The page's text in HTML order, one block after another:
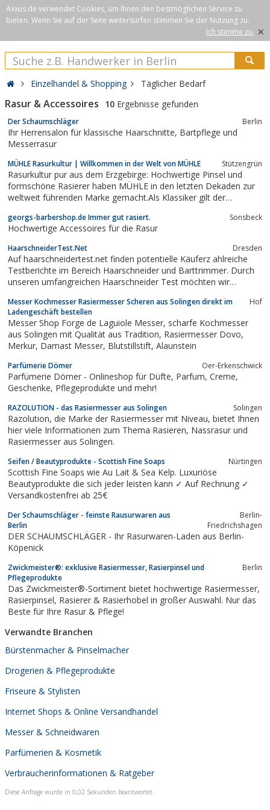
Axxus.de verwendet Cookies, um Ihnen den bestmöglichen Service zu
bieten. Wenn Sie auf der Seite weitersurfen stimmen Sie der Nutzung zu.
Ich stimme zu. ×
Einzelhandel & Shopping Täglicher Bedarf
Rasur & Accessoires 10 Ergebnisse gefunden
Der Schaumschläger Berlin
Ihr Herrensalon für klassische Haarschnitte, Bartpflege und
Messerrasur
MÜHLE Rasurkultur | Willkommen in der Welt von MÜHLE Stützengrün
Rasurkultur pur aus dem Erzgebirge: Hochwertige Pinsel und
formschöne Rasierer haben MÜHLE in den letzten Dekaden zur
weltweit führenden Marke gemacht.Als Klassiker gilt der
gefertigt.
georgs-barbershop.de Immer gut rasiert. Sonsbeck
Hochwertige Accessoires für die Rasur
HaarschneiderTest.Net Dresden
Auf haarschneidertest.net finden potentielle Käuferz ahlreiche
Testberichte im Bereich Haarschneider und Barttrimmer. Durch
unseren umfangreichen Haarschneider Test möchten wir
sind zugleich auch die Besten.
Messer Kochmesser Rasiermesser Scheren aus Solingen direkt im
Ladengeschäft bestellen
Hof
Messer Shop Forge de Laguiole Messer, scharfe Kochmesser
aus Solingen mit Qualität aus Tradition, Rasiermesser Dovo,
Merkur, Damast Messer, Blutstillstift, Alaunstein
Parfümerie Dömer Oer-Erkenschwick
Parfümerie Dömer - Onlineshop für Düfte, Parfum, Creme,
Geschenke, Pflegeprodukte und mehr!
RAZOLUTION - das Rasiermesser aus Solingen Solingen
Razolution, die Marke der Rasiermesser mit Niveau, bietet Ihnen
hier viele Informationen zum Thema Rasieren, Nassrasur und
Rasiermesser aus Solingen.
Seifen / Beautyprodukte - Scottish Fine Soaps Nürtingen
Scottish Fine Soaps wie Au Lait & Sea Kelp. Luxuriöse
Beautyprodukte die sich jeder leisten kann ✓ Auf Rechnung ✓
Versandkostenfrei ab 25€
Der Schaumschläger - feinste Rausurwaren aus
Berlin
Berlin-
Friedrichshagen
DER SCHAUMSCHLÄGER - Ihr Rasurwaren-Laden aus Berlin-
Köpenick
Zwickmeister®: exklusive Rasiermesser, Rasierpinsel und
Pflegeprodukte
Berlin
Das Zwickmeister®-Sortiment bietet hochwertige Rasiermesser,
Rasierpinsel, Rasierer & Rasierhobel in großer Auswahl. Nur das
Beste für Ihre Rasur & Pflege!
Verwandte Branchen
Bürstenmacher & Pinselmacher
Drogerien & Pflegeprodukte
Friseure & Stylisten
Internet Shops & Online Versandhandel
Messer & Schneidwaren
Parfümerien & Kosmetik
Verbraucherinformationen & Ratgeber
Diese Anfrage wurde in 0,02 Sekunden beantwortet.